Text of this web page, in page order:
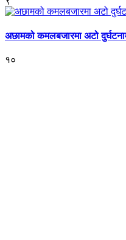
अछामको कमलबजारमा अटो
१०